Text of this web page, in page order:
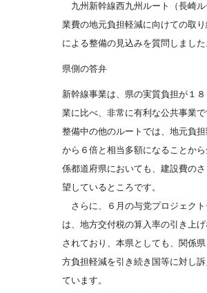
九州新幹線西九州ルート（長崎
業費の地元負担軽減に向けての取
による整備の見込みを質問しました
県側の答弁
新幹線事業は、県の実質負担が１
業に比べ、非常に有利な公共事業
整備中の他のルートでは、地元負
から６倍と相当多額になることか
係都道府県においても、建設費の
望しているところです。
さらに、６月の与党プロジェク
は、地方交付税の算入率の引き上
されており、本県としても、関係
方負担軽減を引き続き国等に対し
ています。